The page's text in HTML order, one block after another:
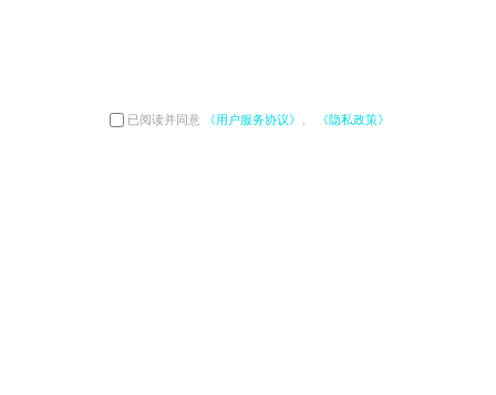
已阅读并同意 《用户服务协议》 《隐私政策》